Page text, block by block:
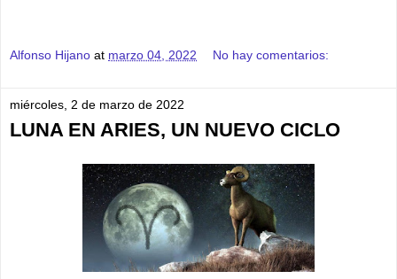
Alfonso Hijano at marzo 04, 2022 No hay comentarios:
miércoles, 2 de marzo de 2022
LUNA EN ARIES, UN NUEVO CICLO